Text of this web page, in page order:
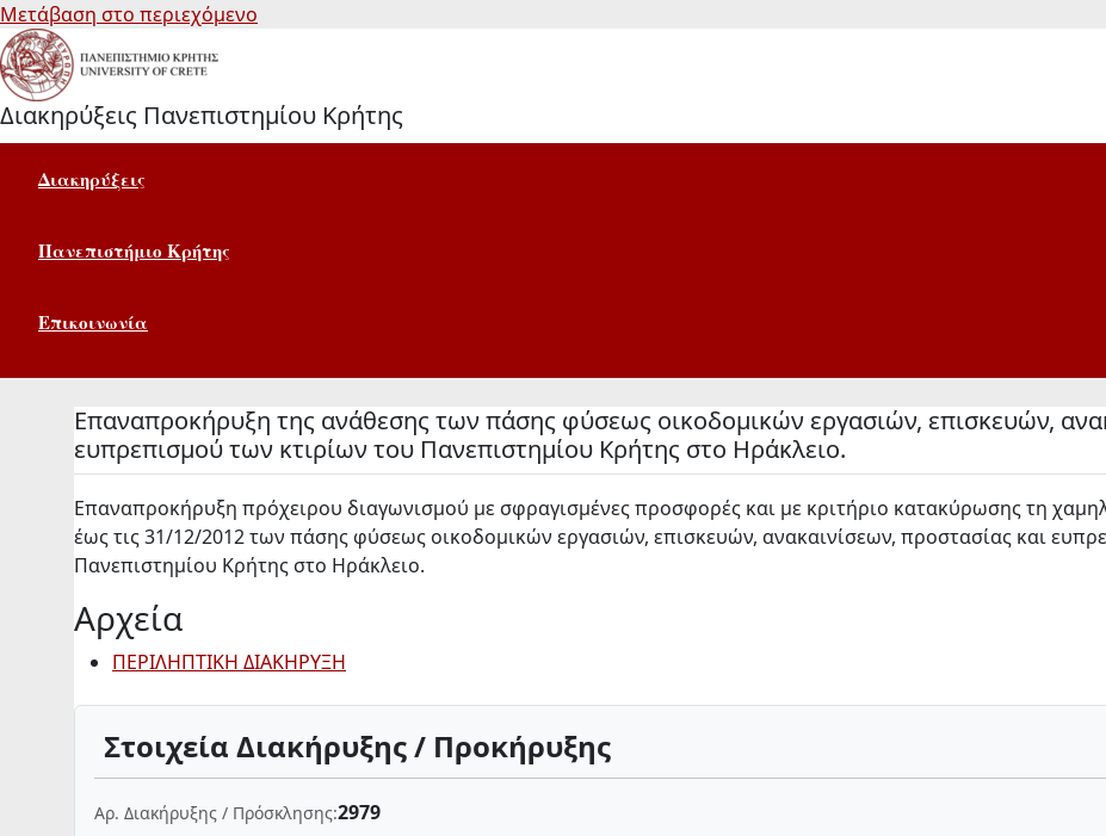
Μετάβαση στο περιεχόμενο
Διακηρύξεις Πανεπιστημίου Κρήτης
Διακηρύξεις
Πανεπιστήμιο Κρήτης
Επικοινωνία
Επαναπροκήρυξη της ανάθεσης των πάσης φύσεως οικοδομικών εργασιών, επισκευών,
ευπρεπισμού των κτιρίων του Πανεπιστημίου Κρήτης στο Ηράκλειο.
Επαναπροκήρυξη πρόχειρου διαγωνισμού με σφραγισμένες προσφορές και με κριτήριο κατακύρωσης τη
έως τις 31/12/2012 των πάσης φύσεως οικοδομικών εργασιών, επισκευών, ανακαινίσεων, προστασίας και
Πανεπιστημίου Κρήτης στο Ηράκλειο.
Αρχεία
ΠΕΡΙΛΗΠΤΙΚΗ ΔΙΑΚΗΡΥΞΗ
Στοιχεία Διακήρυξης / Προκήρυξης
Αρ. Διακήρυξης / Πρόσκλησης:2979